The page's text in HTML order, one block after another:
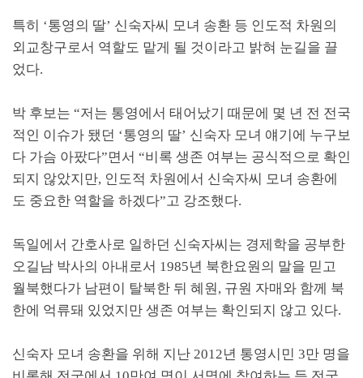
특히 ‘통영의 딸’ 신숙자씨 모녀 송환 등 인도적 차원의
외교창구로서 역할도 맡게 될 것이라고 밝혀 눈길을 끌
었다.
박 후보는 “저는 통영에서 태어났기 때문에 몇 년 전 전국
적인 이슈가 됐던 ‘통영의 딸’ 신숙자 모녀 얘기에 누구보
다 가슴 아팠다”면서 “비록 생존 여부는 공식적으로 확인
되지 않았지만, 인도적 차원에서 신숙자씨 모녀 송환에
도 중요한 역할을 하겠다”고 강조했다.
독일에서 간호사로 일하던 신숙자씨는 경제학을 공부한
오길남 박사의 아내로서 1985년 북한요원의 말을 믿고
월북했다가 남편이 탈북한 뒤 혜원 , 규원 자매와 함께 북
한에 억류돼 있었지만 생존 여부는 확인되지 않고 있다.
신숙자 모녀 송환을 위해 지난 2012년 통영시민 3만 명을